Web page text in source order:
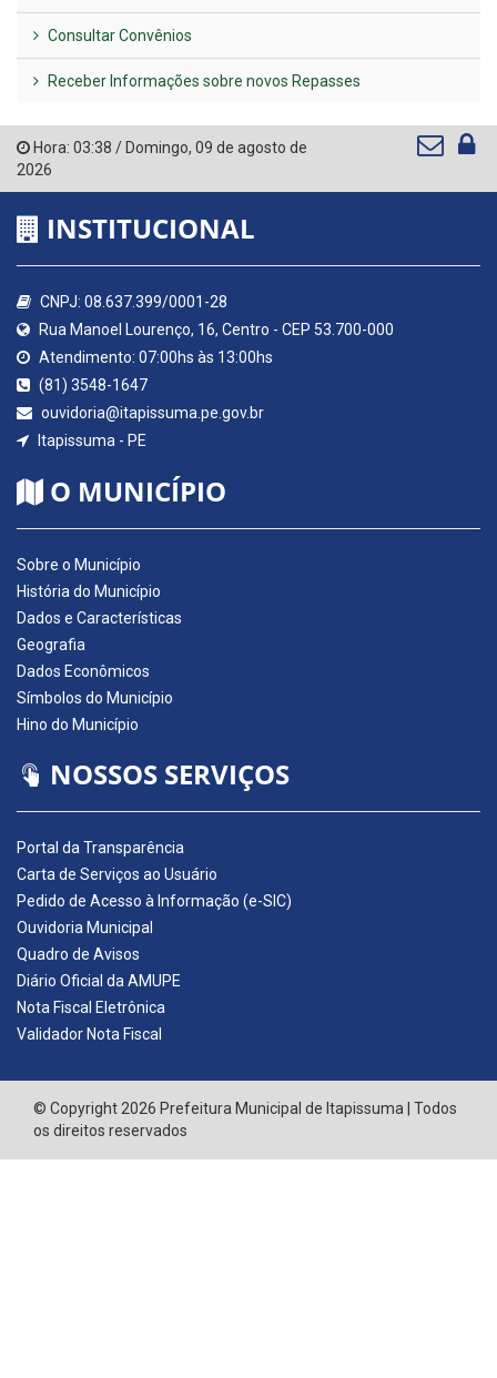
Consultar Convênios
Receber Informações sobre novos Repasses
Hora: 03:38 / Domingo, 09 de agosto de
2026
INSTITUCIONAL
CNPJ: 08.637.399/0001-28
Rua Manoel Lourenço, 16, Centro - CEP 53.700-000
Atendimento: 07:00hs às 13:00hs
(81) 3548-1647
ouvidoria@itapissuma.pe.gov.br
Itapissuma - PE
O MUNICÍPIO
Sobre o Município
História do Município
Dados e Características
Geografia
Dados Econômicos
Símbolos do Município
Hino do Município
NOSSOS SERVIÇOS
Portal da Transparência
Carta de Serviços ao Usuário
Pedido de Acesso à Informação (e-SIC)
Ouvidoria Municipal
Quadro de Avisos
Diário Oficial da AMUPE
Nota Fiscal Eletrônica
Validador Nota Fiscal
© Copyright 2026 Prefeitura Municipal de Itapissuma | Todos
os direitos reservados